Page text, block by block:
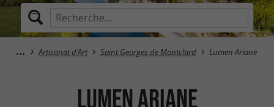
Artisanat d'Art Saint Georges de Montclard Lumen Ariane
Lumen Ariane